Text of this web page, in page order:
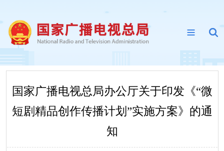
国家广播电视总局办公厅关于印发《“微
短剧精品创作传播计划”实施方案》的通
知